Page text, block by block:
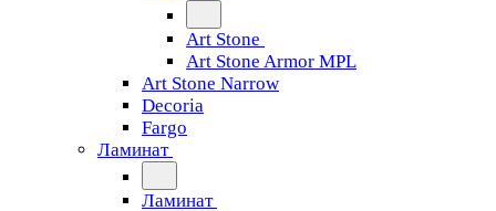
Art Stone
Art Stone Armor MPL
Art Stone Narrow
Decoria
Fargo
Ламинат
Ламинат